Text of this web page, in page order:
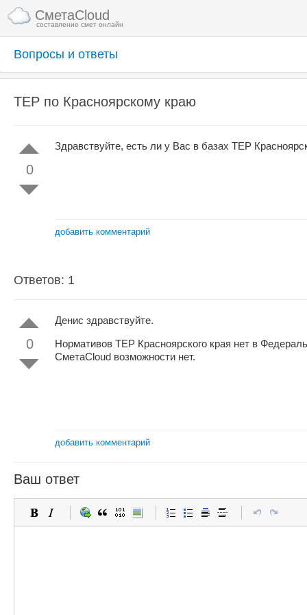
СметаCloud
составление смет онлайн
Вопросы и ответы
ТЕР по Красноярскому краю
0
Здравствуйте, есть ли у Вас в базах ТЕР
добавить комментарий
Ответов: 1
0
Денис здравствуйте.
Нормативов ТЕР Красноярского края нет в
СметаCloud возможности нет.
добавить комментарий
Ваш ответ